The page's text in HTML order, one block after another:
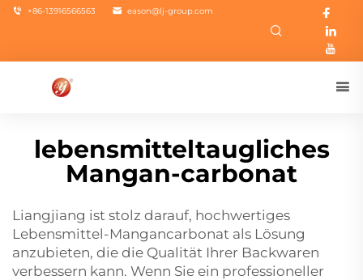
+86-13916566563 eason@lj-group.com
lebensmitteltaugliches
Mangan-carbonat
Liangjiang ist stolz darauf, hochwertiges
Lebensmittel-Mangancarbonat als Lösung
anzubieten, die die Qualität Ihrer Backwaren
verbessern kann. Wenn Sie ein professioneller